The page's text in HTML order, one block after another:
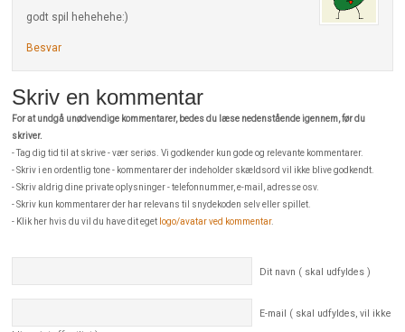
godt spil hehehehe:)
Besvar
Skriv en kommentar
For at undgå unødvendige kommentarer, bedes du læse nedenstående igennem, før du
skriver.
- Tag dig tid til at skrive - vær seriøs. Vi godkender kun gode og relevante kommentarer.
- Skriv i en ordentlig tone - kommentarer der indeholder skældsord vil ikke blive godkendt.
- Skriv aldrig dine private oplysninger - telefonnummer, e-mail, adresse osv.
- Skriv kun kommentarer der har relevans til snydekoden selv eller spillet.
- Klik her hvis du vil du have dit eget logo/avatar ved kommentar.
Dit navn ( skal udfyldes )
E-mail ( skal udfyldes, vil ikke